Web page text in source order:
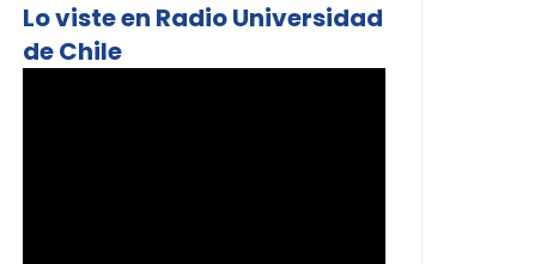
Lo viste en Radio Universidad
de Chile